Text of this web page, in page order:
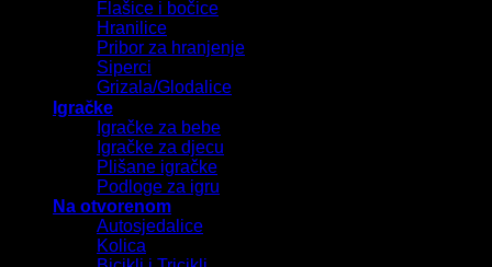
Flašice i bočice
Hranilice
Pribor za hranjenje
Siperci
Grizala/Glodalice
Igračke
Igračke za bebe
Igračke za djecu
Plišane igračke
Podloge za igru
Na otvorenom
Autosjedalice
Kolica